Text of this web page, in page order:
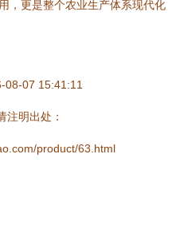
，更是整个农业生产体系现代化
08-07 15:41:11
注明出处：
product/63.html